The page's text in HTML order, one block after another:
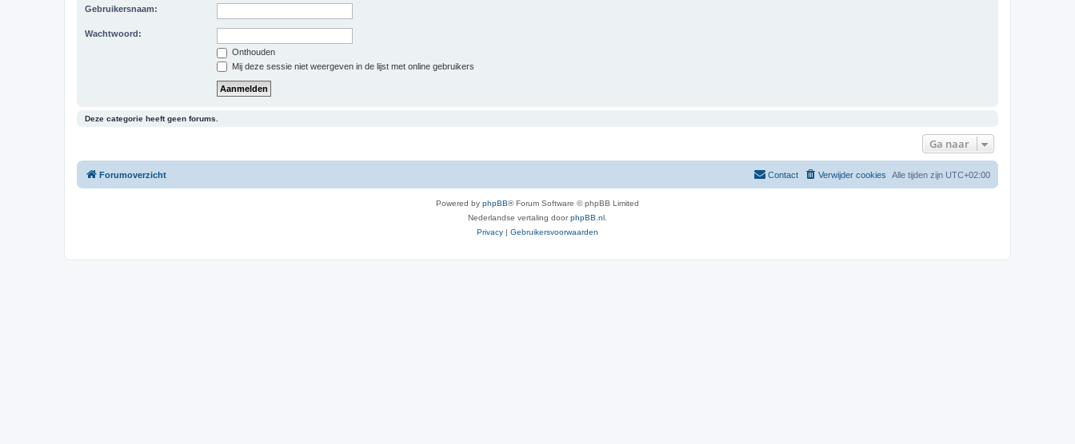
Gebruikersnaam:
Wachtwoord:
Onthouden
Mij deze sessie niet weergeven in de lijst met online gebruikers
Deze categorie heeft geen forums.
Ga naar
Forumoverzicht Alle tijden zijn UTC+02:00
Verwijder cookies
Contact
Powered by phpBB® Forum Software © phpBB Limited
Nederlandse vertaling doorphpBB.nl.
Privacy | Gebruikersvoorwaarden